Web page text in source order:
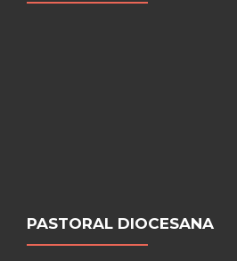
PASTORAL DIOCESANA